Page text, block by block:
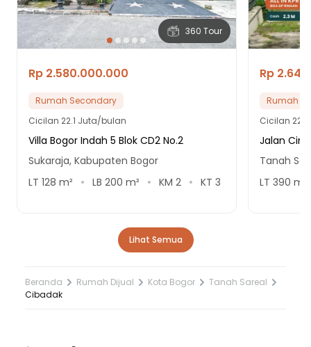
360 Tour
Rp 2.580.000.000
Rumah Secondary
Cicilan 22.1 Juta/bulan
Villa Bogor Indah 5 Blok CD2 No.2
Sukaraja, Kabupaten Bogor
LT 128 m² LB 200 m² KM 2 KT 3
Rp
Rumah
Cicilan
Jalan
Tanah
LT 390 m²
Lihat Semua
Beranda Rumah Dijual Kota Bogor
Tanah Sareal
Cibadak